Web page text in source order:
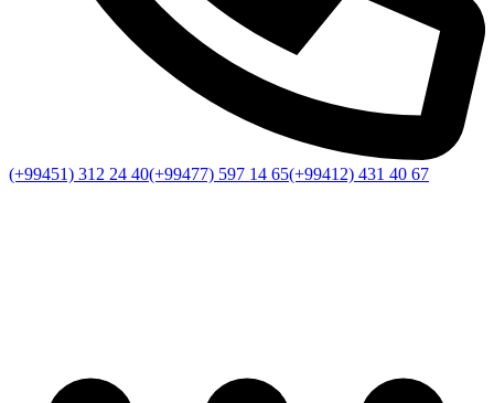
(+99451) 312 24 40(+99477) 597 14 65(+99412) 431 40 67